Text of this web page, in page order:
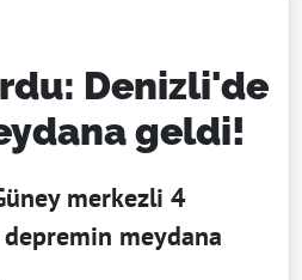
Denizli'de
geldi!
merkezli 4
meydana